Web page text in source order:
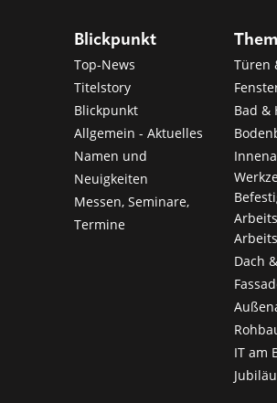
Blickpunkt
Top-News
Titelstory
Blickpunkt
Allgemein - Aktuelles
Namen und
Neuigkeiten
Messen, Seminare,
Termine
Türen
Bad &
Dach
IT am